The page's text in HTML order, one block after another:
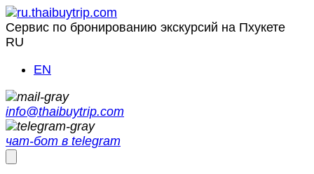
Сервис по бронированию экскурсий на Пхукете
RU
EN
info@thaibuytrip.com
чат-бот в telegram